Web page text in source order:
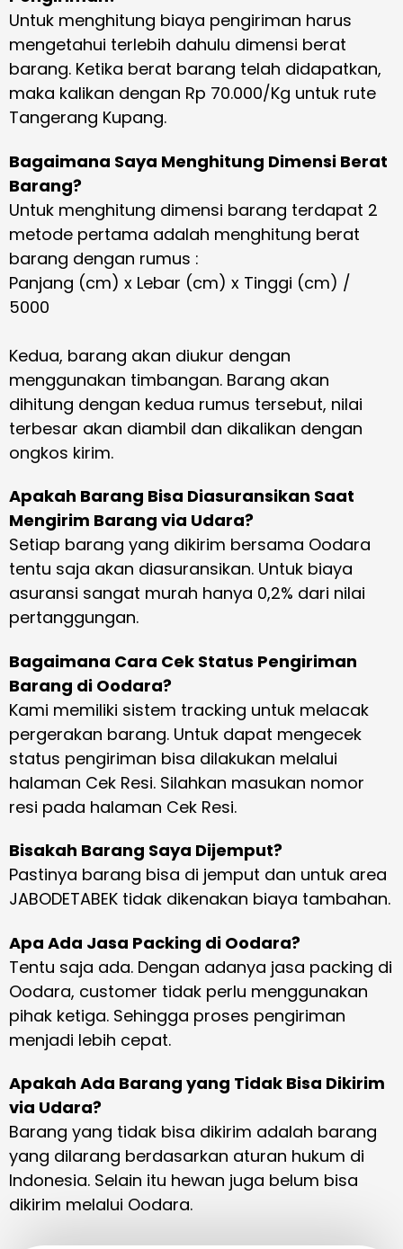
Untuk menghitung biaya pengiriman harus
mengetahui terlebih dahulu dimensi berat
barang. Ketika berat barang telah didapatkan,
maka kalikan dengan Rp 70.000/Kg untuk rute
Tangerang Kupang.
Bagaimana Saya Menghitung Dimensi Berat
Barang?
Untuk menghitung dimensi barang terdapat 2
metode pertama adalah menghitung berat
barang dengan rumus :
Panjang (cm) x Lebar (cm) x Tinggi (cm) /
5000
Kedua, barang akan diukur dengan
menggunakan timbangan. Barang akan
dihitung dengan kedua rumus tersebut, nilai
terbesar akan diambil dan dikalikan dengan
ongkos kirim.
Apakah Barang Bisa Diasuransikan Saat
Mengirim Barang via Udara?
Setiap barang yang dikirim bersama Oodara
tentu saja akan diasuransikan. Untuk biaya
asuransi sangat murah hanya 0,2% dari nilai
pertanggungan.
Bagaimana Cara Cek Status Pengiriman
Barang di Oodara?
Kami memiliki sistem tracking untuk melacak
pergerakan barang. Untuk dapat mengecek
status pengiriman bisa dilakukan melalui
halaman Cek Resi. Silahkan masukan nomor
resi pada halaman Cek Resi.
Bisakah Barang Saya Dijemput?
Pastinya barang bisa di jemput dan untuk area
JABODETABEK tidak dikenakan biaya tambahan.
Apa Ada Jasa Packing di Oodara?
Tentu saja ada. Dengan adanya jasa packing di
Oodara, customer tidak perlu menggunakan
pihak ketiga. Sehingga proses pengiriman
menjadi lebih cepat.
Apakah Ada Barang yang Tidak Bisa Dikirim
via Udara?
Barang yang tidak bisa dikirim adalah barang
yang dilarang berdasarkan aturan hukum di
Indonesia. Selain itu hewan juga belum bisa
dikirim melalui Oodara.